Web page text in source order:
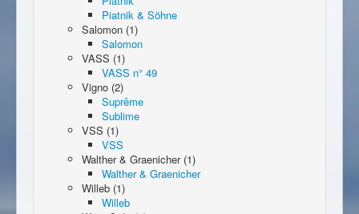
Piatnik & Söhne
Salomon (1)
Salomon
VASS (1)
VASS n° 49
Vigno (2)
Suprême
Sublime
VSS (1)
VSS
Walther & Graenicher (1)
Walther & Graenicher
Willeb (1)
Willeb